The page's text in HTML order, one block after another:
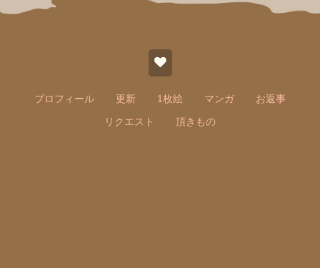
プロフィール 更新 1枚絵 マンガ
お返事
リクエスト
頂きもの